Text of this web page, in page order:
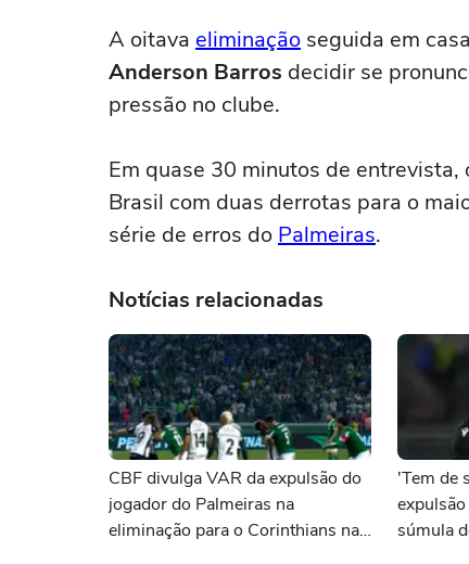
A oitava eliminação seguida em
Anderson Barros decidir se
pressão no clube.
Em quase 30 minutos de
Brasil com duas derrotas para o
série de erros do Palmeiras.
Notícias relacionadas
CBF divulga VAR da expulsão do
jogador do Palmeiras na
eliminação para o Corinthians na
'Tem de
súmula